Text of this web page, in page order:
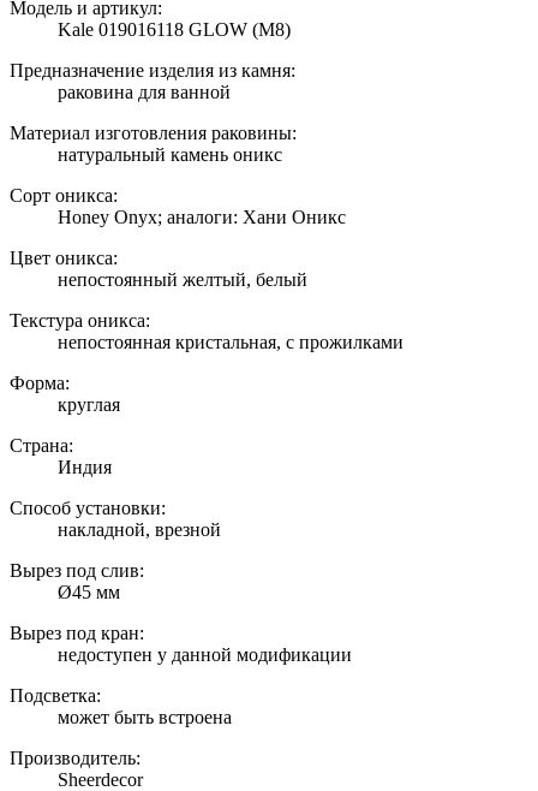
Модель и артикул:
Kale 019016118 GLOW (M8)
Предназначение изделия из камня:
раковина для ванной
Материал изготовления раковины:
натуральный камень оникс
Сорт оникса:
Honey Onyx; аналоги: Хани Оникс
Цвет оникса:
непостоянный желтый, белый
Текстура оникса:
непостоянная кристальная, с прожилками
Форма:
круглая
Страна:
Индия
Способ установки:
накладной, врезной
Вырез под слив:
Ø45 мм
Вырез под кран:
недоступен у данной модификации
Подсветка:
может быть встроена
Производитель:
Sheerdecor